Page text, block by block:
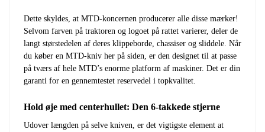
Dette skyldes, at MTD-koncernen producerer alle disse mærker!
Selvom farven på traktoren og logoet på rattet varierer, deler de
langt størstedelen af deres klippeborde, chassiser og sliddele. Når
du køber en MTD-kniv her på siden, er den designet til at passe
på tværs af hele MTD’s enorme platform af maskiner. Det er din
garanti for en gennemtestet reservedel i topkvalitet.
Hold øje med centerhullet: Den 6-takkede stjerne
Udover længden på selve kniven, er det vigtigste element at